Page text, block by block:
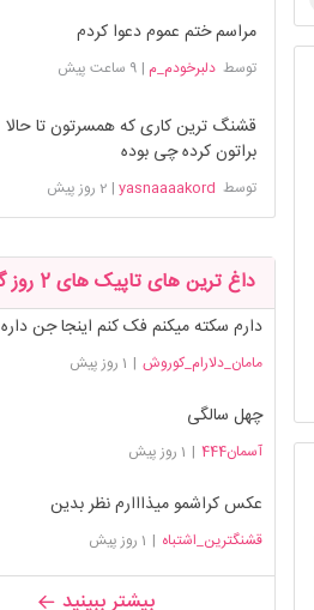
مراسم ختم عموم دعوا کردم
توسطدلبرخودم_م | 9 ساعت پیش
قشنگ ترین کاری که همسرتون تا حالا
براتون کرده چی بوده
توسط yasnaaaakord
| 2 روز پیش
داغ ترین های تاپیک های 2 روز گذشته
دارم سکته میکنم فک کنم اینجا جن داره
مامان_دلارام_کوروش | 1 روز پیش
چهل سالگی
آسمان444 | 1 روز پیش
عکس کراشمو میذااارم نظر بدین
قشنگترین_اشتباه | 1 روز پیش
بیشتر ببینید